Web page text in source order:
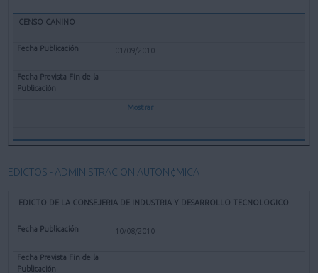
CENSO CANINO
01/09/2010
Mostrar
EDICTOS - ADMINISTRACION AUTON¢MICA
EDICTO DE LA CONSEJERIA DE INDUSTRIA Y DESARROLLO TECNOLOGICO
10/08/2010